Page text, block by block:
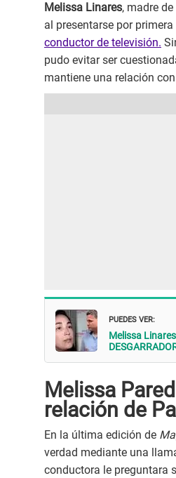
Melissa Linares, madre
al presentarse por
conductor de televisión.
pudo evitar ser
mantiene una relación con
PUEDES VER:
Melissa
Melissa
relación de
En la última edición de
verdad mediante una
conductora le preguntara